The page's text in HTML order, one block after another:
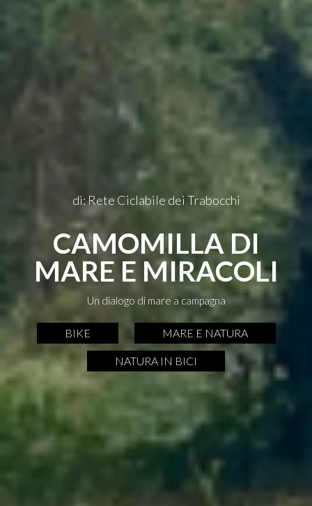
di: Rete Ciclabile dei Trabocchi
CAMOMILLA DI
MARE E MIRACOLI
Un dialogo di mare a campagna
BIKE MARE E NATURA
NATURA IN BICI